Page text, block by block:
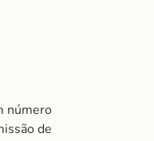
número
de